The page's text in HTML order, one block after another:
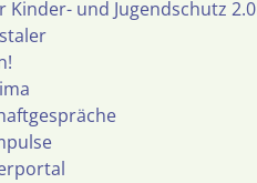
Kinder- und Jugendschutz 2.0